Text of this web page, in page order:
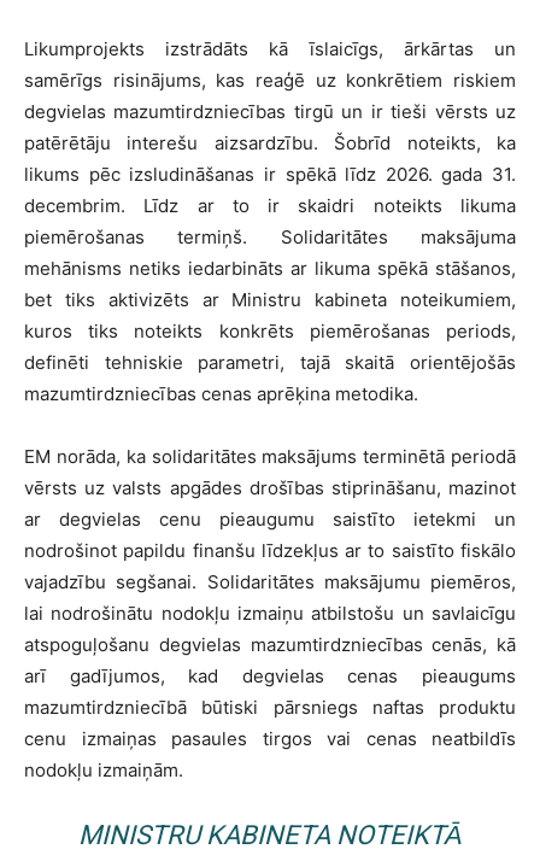
Likumprojekts izstrādāts kā īslaicīgs, ārkārtas un
samērīgs risinājums, kas reaģē uz konkrētiem riskiem
degvielas mazumtirdzniecības tirgū un ir tieši vērsts uz
patērētāju interešu aizsardzību. Šobrīd noteikts, ka
likums pēc izsludināšanas ir spēkā līdz 2026. gada 31.
decembrim. Līdz ar to ir skaidri noteikts likuma
piemērošanas termiņš. Solidaritātes maksājuma
mehānisms netiks iedarbināts ar likuma spēkā stāšanos,
bet tiks aktivizēts ar Ministru kabineta noteikumiem,
kuros tiks noteikts konkrēts piemērošanas periods,
definēti tehniskie parametri, tajā skaitā orientējošās
mazumtirdzniecības cenas aprēķina metodika.
EM norāda, ka solidaritātes maksājums terminētā periodā
vērsts uz valsts apgādes drošības stiprināšanu, mazinot
ar degvielas cenu pieaugumu saistīto ietekmi un
nodrošinot papildu finanšu līdzekļus ar to saistīto fiskālo
vajadzību segšanai. Solidaritātes maksājumu piemēros,
lai nodrošinātu nodokļu izmaiņu atbilstošu un savlaicīgu
atspoguļošanu degvielas mazumtirdzniecības cenās, kā
arī gadījumos, kad degvielas cenas pieaugums
mazumtirdzniecībā būtiski pārsniegs naftas produktu
cenu izmaiņas pasaules tirgos vai cenas neatbildīs
nodokļu izmaiņām.
MINISTRU KABINETA NOTEIKTĀ